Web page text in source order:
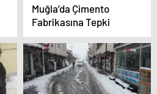
Muğla’da Çimento
Fabrikasına Tepki